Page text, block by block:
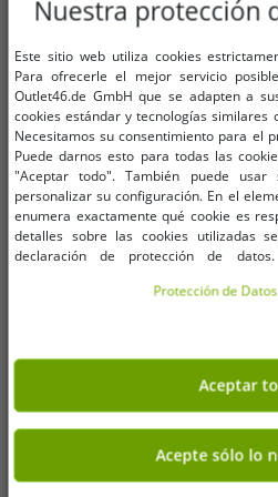
Pantalones cargo de mujer NIKE,
modernos y tejidos, con bolsillos
de parche. Pantalones casuales en
gris claro o beige.
PVP:84,99 €* 16,26 €
Añadir al carrito
-81% -
Nuestra protección
Este sitio web utiliza cookies
Para ofrecerle el mejor servicio
Outlet46.de GmbH que se adapten a
cookies estándar y tecnologías similares
Necesitamos su consentimiento para el
Puede darnos esto para todas las
"Aceptar todo". También puede
personalizar su configuración. En el
enumera exactamente qué cookie es
detalles sobre las cookies utilizadas
declaración de protección de
encontrar en la impresión.Protección de Datos
Aceptar
Acepte sólo lo